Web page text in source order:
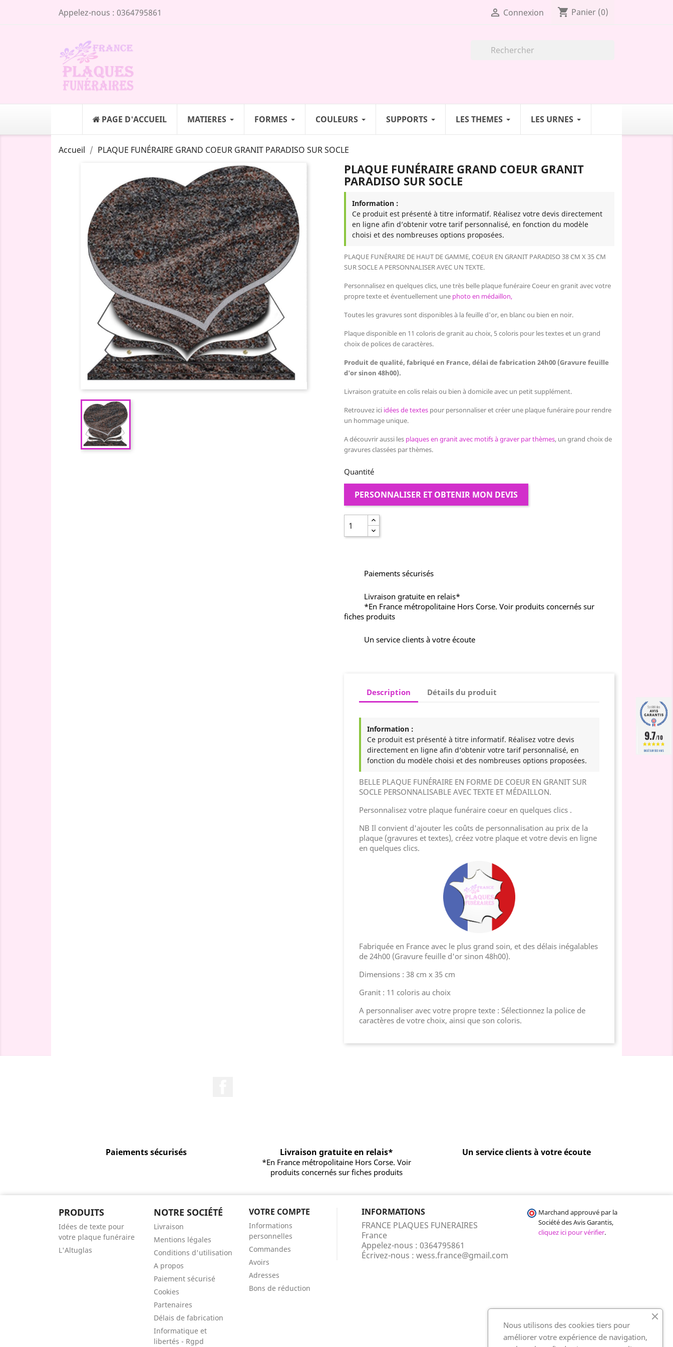
Appelez-nous : 0364795861  Connexion shopping_cart Panier (0)
PAGE D'ACCUEIL MATIERES FORMES COULEURS SUPPORTS LES THEMES LES URNES
Accueil PLAQUE FUNÉRAIRE GRAND COEUR GRANIT PARADISO SUR SOCLE
PLAQUE FUNÉRAIRE GRAND COEUR GRANIT
PARADISO SUR SOCLE
Information :
Ce produit est présenté à titre informatif. Réalisez votre devis directement
en ligne afin d’obtenir votre tarif personnalisé, en fonction du modèle
choisi et des nombreuses options proposées.
PLAQUE FUNÉRAIRE DE HAUT DE GAMME, COEUR EN GRANIT PARADISO 38 CM X 35 CM
SUR SOCLEA PERSONNALISER AVEC UN TEXTE.
Personnalisez en quelques clics, une très belle plaque funéraire Coeur en granit avec votre
propre texte et éventuellement une photo en médaillon,
Toutes les gravures sont disponibles à la feuille d'or, en blanc ou bien en noir.
Plaque disponible en 11 coloris de granit au choix, 5 coloris pour les textes et un grand
choix de polices de caractères.
Produit de qualité, fabriqué en France, délai de fabrication 24h00 (Gravure feuille
d'or sinon 48h00).
Livraison gratuite en colis relais ou bien à domicile avec un petit supplément.
Retrouvez ici idées de textes pour personnaliser et créer une plaque funéraire pour rendre
un hommage unique.
A découvrir aussi les plaques en granit avec motifs à graver par thèmes, un grand choix de
gravures classées par thèmes.
Quantité
PERSONNALISER ET OBTENIR MON DEVIS
Paiements sécurisés
Livraison gratuite en relais*
*En France métropolitaine Hors Corse. Voir produits concernés sur
fiches produits
Un service clients à votre écoute
Description Détails du produit
Information :
Ce produit est présenté à titre informatif. Réalisez votre devis
directement en ligne afin d’obtenir votre tarif personnalisé, en
fonction du modèle choisi et des nombreuses options proposées.
BELLE PLAQUE FUNÉRAIRE EN FORME DE COEUR EN GRANIT SUR
SOCLE PERSONNALISABLE AVEC TEXTE ET MÉDAILLON.
Personnalisez votre plaque funéraire coeur en quelques clics .
NB Il convient d'ajouter les coûts de personnalisation au prix de la
plaque (gravures et textes), créez votre plaque et votre devis en ligne
en quelques clics.
Fabriquée en France avec le plus grand soin, et des délais inégalables
de 24h00 (Gravure feuille d'or sinon 48h00).
Dimensions : 38 cm x 35 cm
Granit : 11 coloris au choix
A personnaliser avec votre propre texte : Sélectionnez la police de
caractères de votre choix, ainsi que son coloris.
Paiements sécurisés Livraison gratuite en relais*
*En France métropolitaine Hors Corse. Voir
produits concernés sur fiches produits
Un service clients à votre écoute
PRODUITS
Idées de texte pour
votre plaque funéraire
L'Altuglas
NOTRE SOCIÉTÉ
Livraison
Mentions légales
Conditions d'utilisation
A propos
Paiement sécurisé
Cookies
Partenaires
Délais de fabrication
Informatique et
libertés - Rgpd
VOTRE COMPTE
Informations
personnelles
Commandes
Avoirs
Adresses
Bons de réduction
INFORMATIONS
FRANCE PLAQUES FUNERAIRES
France
Appelez-nous : 0364795861
Écrivez-nous : wess.france@gmail.com
Marchand approuvé par la
Société des Avis Garantis,
cliquez ici pour vérifier.
Nous utilisons des cookies tiers pour
améliorer votre expérience de navigation,
9.7/10
BASÉ SUR 502 AVIS